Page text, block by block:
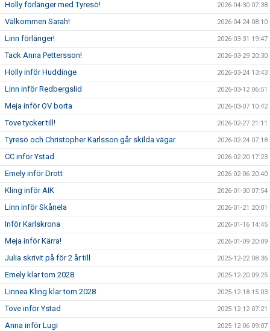
Holly förlänger med Tyresö! 2026-04-30 07:38
Välkommen Sarah! 2026-04-24 08:10
Linn förlänger! 2026-03-31 19:47
Tack Anna Pettersson! 2026-03-29 20:30
Holly inför Huddinge 2026-03-24 13:43
Linn inför Redbergslid 2026-03-12 06:51
Meja inför OV borta 2026-03-07 10:42
Tove tycker till! 2026-02-27 21:11
Tyresö och Christopher Karlsson går skilda vägar 2026-02-24 07:18
CC inför Ystad 2026-02-20 17:23
Emely inför Drott 2026-02-06 20:40
Kling inför AIK 2026-01-30 07:54
Linn inför Skånela 2026-01-21 20:01
Inför Karlskrona 2026-01-16 14:45
Meja inför Kärra! 2026-01-09 20:09
Julia skrivit på för 2 år till 2025-12-22 08:36
Emely klar tom 2028 2025-12-20 09:25
Linnea Kling klar tom 2028 2025-12-18 15:03
Tove inför Ystad 2025-12-12 07:21
Anna inför Lugi 2025-12-06 09:07